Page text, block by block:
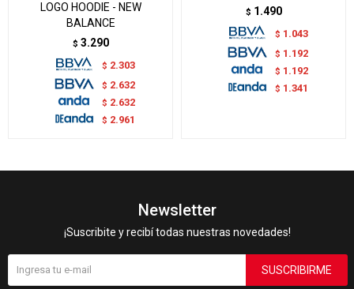
LOGO HOODIE - NEW
BALANCE
$ 3.290
$ 2.303
$ 2.632
$ 2.632
$ 2.961
$ 1.490
$ 1.043
$ 1.192
$ 1.192
$ 1.341
Newsletter
¡Suscribite y recibí todas nuestras novedades!
SUSCRIBIRME